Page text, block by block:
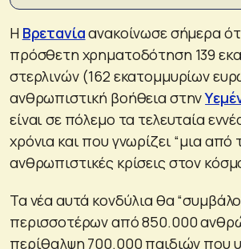
Η Βρετανίαανακοίνωσε σήμερα
πρόσθετη χρηματοδότηση 139
στερλινών (162 εκατομμυρίων
ανθρωπιστική βοήθεια στην
είναι σε πόλεμο τα τελευταία
χρόνια και που γνωρίζει “μια από
ανθρωπιστικές κρίσεις στον
Τα νέα αυτά κονδύλια θα
περισσοτέρων από 850.000
περίθαλψη 700.000 παιδιών που